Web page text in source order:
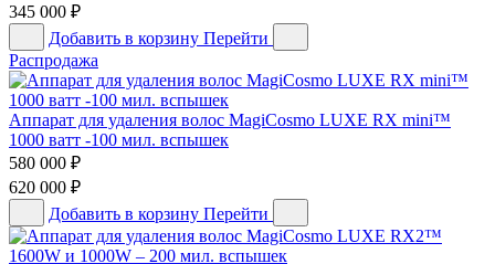
345 000 ₽
Добавить в корзину Перейти
Распродажа
Аппарат для удаления волос MagiCosmo LUXE RX mini™
1000 ватт -100 мил. вспышек
580 000 ₽
620 000 ₽
Добавить в корзину Перейти